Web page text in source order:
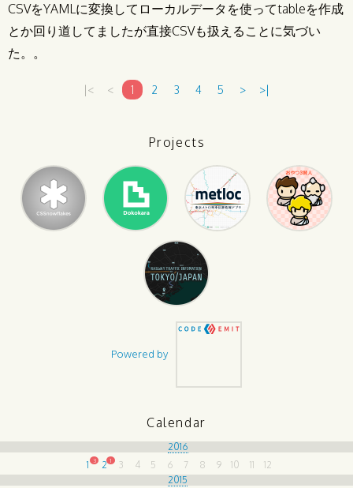
CSVをYAMLに変換してローカルデータを使ってtableを作成
とか回り道してましたが直接CSVも扱えることに気づい
た。。
|< < 1 2 3 4 5 > >|
Projects
Powered by
Calendar
2016
1
3 2 1 3 4 5 6 7 8 9 10 11
12
2015